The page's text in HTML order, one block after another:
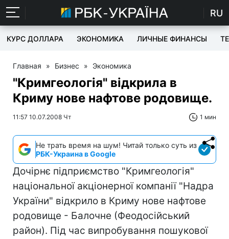
RU
КУРС ДОЛЛАРА ЭКОНОМИКА ЛИЧНЫЕ ФИНАНСЫ
Главная » Бизнес » Экономика
"Кримгеологія" відкрила в
Криму нове нафтове родовище.
11:57 10.07.2008 Чт 1 мин
Не трать время на шум! Читай только суть из
РБК-Украина в Google
Дочірнє підприємство "Кримгеологія"
національної акціонерної компанії "Надра
України" відкрило в Криму нове нафтове
родовище - Балочне (Феодосійський
район). Під час випробування пошукової